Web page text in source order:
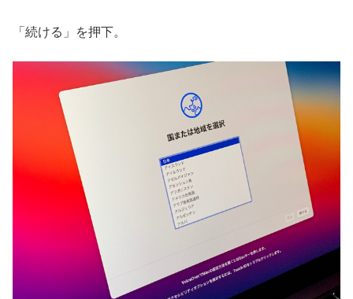
「続ける」を押下。